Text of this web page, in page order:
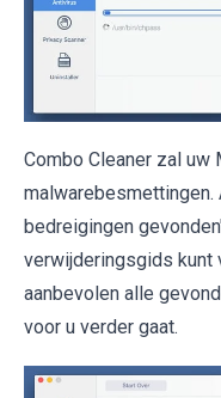
Combo Cleaner zal uw
bedreigingen
verwijderingsgids kunt
aanbevolen alle
voor u verder gaat.